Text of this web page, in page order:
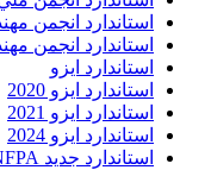
استاندارد انجمن
استاندارد انجمن
استاندارد ایزو
استاندارد ایزو 2020
استاندارد ایزو 2021
استاندارد ایزو 2024
استاندارد جدید NFPA